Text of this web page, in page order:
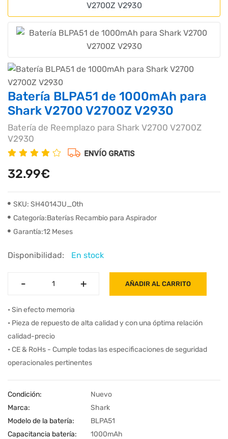
Batería BLPA51 de 1000mAh para
Shark V2700 V2700Z V2930
Batería de Reemplazo para Shark V2700 V2700Z
V2930
32.99€
SKU: SH4014JU_Oth
Categoría:Baterías Recambio para Aspirador
Garantía:12 Meses
Disponibilidad: En stock
- +
- + AÑADIR AL CARRITO
• Sin efecto memoria
• Pieza de repuesto de alta calidad y con una óptima relación
calidad-precio
• CE & RoHs - Cumple todas las especificaciones de seguridad
operacionales pertinentes
Condición:
Nuevo
Marca:
Shark
Modelo de la batería:
BLPA51
Capacitancia batería:
1000mAh